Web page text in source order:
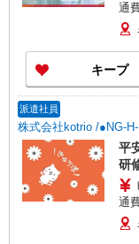
通
キープ
派遣社員
株式会社kotrio /●NG-
平
研
通